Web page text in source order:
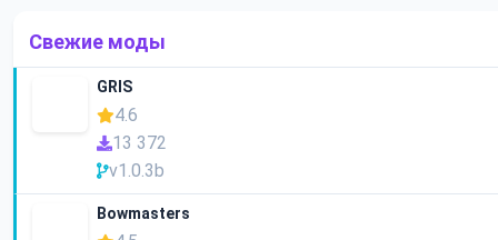
Свежие моды
GRIS
4.6
13 372
v1.0.3b
Bowmasters